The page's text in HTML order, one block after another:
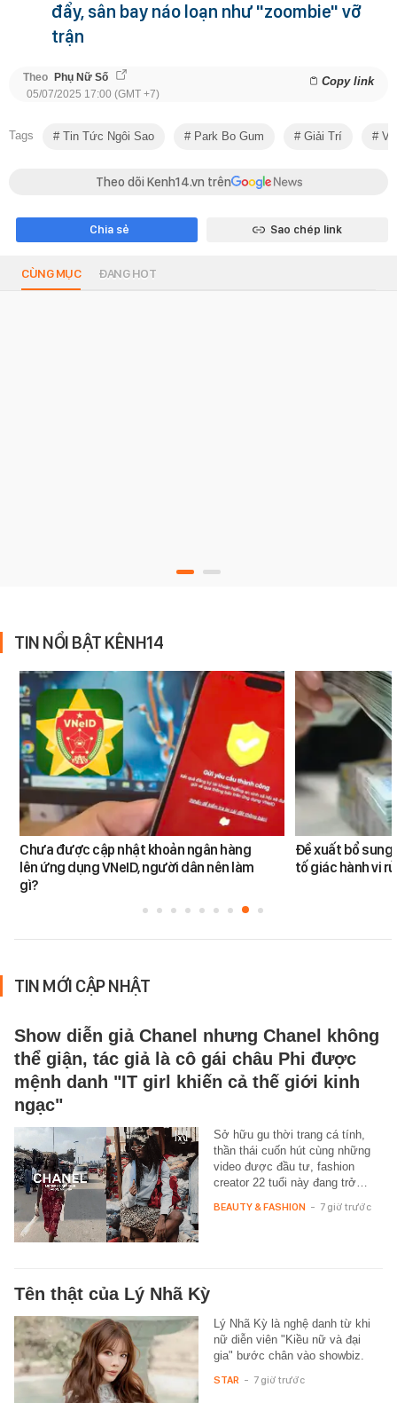
đẩy, sân bay náo loạn như "zoombie" vỡ
trận
Theo Phụ Nữ Số Copy link
05/07/2025 17:00 (GMT +7)
Tags Tin Tức Ngôi Sao Park Bo Gum Giải Trí V
Theo dõi Kenh14.vn trên
Chia sẻ Sao chép link
CÙNG MỤC ĐANG HOT
TIN NỔI BẬT KÊNH14
Chưa được cập nhật khoản ngân hàng
lên ứng dụng VNeID, người dân nên làm
gì?
Đề xuất bổ
tố giác hành vi
TIN MỚI CẬP NHẬT
Show diễn giả Chanel nhưng Chanel không
thể giận, tác giả là cô gái châu Phi được
mệnh danh "IT girl khiến cả thế giới kinh
ngạc"
Sở hữu gu thời trang cá tính,
thần thái cuốn hút cùng những
video được đầu tư, fashion
creator 22 tuổi này đang trở…
BEAUTY & FASHION - 7 giờ trước
Tên thật của Lý Nhã Kỳ
Lý Nhã Kỳ là nghệ danh từ khi
nữ diễn viên "Kiều nữ và đại
gia" bước chân vào showbiz.
STAR - 7 giờ trước